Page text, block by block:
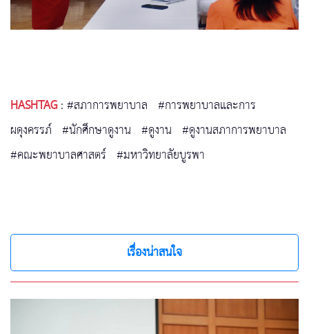
HASHTAG:#สภาการพยาบาล #การพยาบาลและการ
ผดุงครรภ์ #นักศึกษาดูงาน #ดูงาน #ดูงานสภาการพยาบาล
#คณะพยาบาลศาสตร์ #มหาวิทยาลัยบูรพา
เรื่องน่าสนใจ